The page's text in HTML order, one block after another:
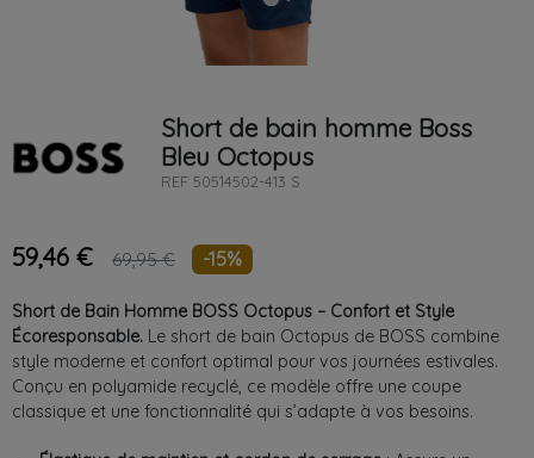
Short de bain homme Boss
Bleu Octopus
REF 50514502-413 S
59,46 € 69,95 € -15%
Short de Bain Homme BOSS Octopus – Confort et Style
Écoresponsable. Le short de bain Octopus de BOSS combine
style moderne et confort optimal pour vos journées estivales.
Conçu en polyamide recyclé, ce modèle offre une coupe
classique et une fonctionnalité qui s’adapte à vos besoins.